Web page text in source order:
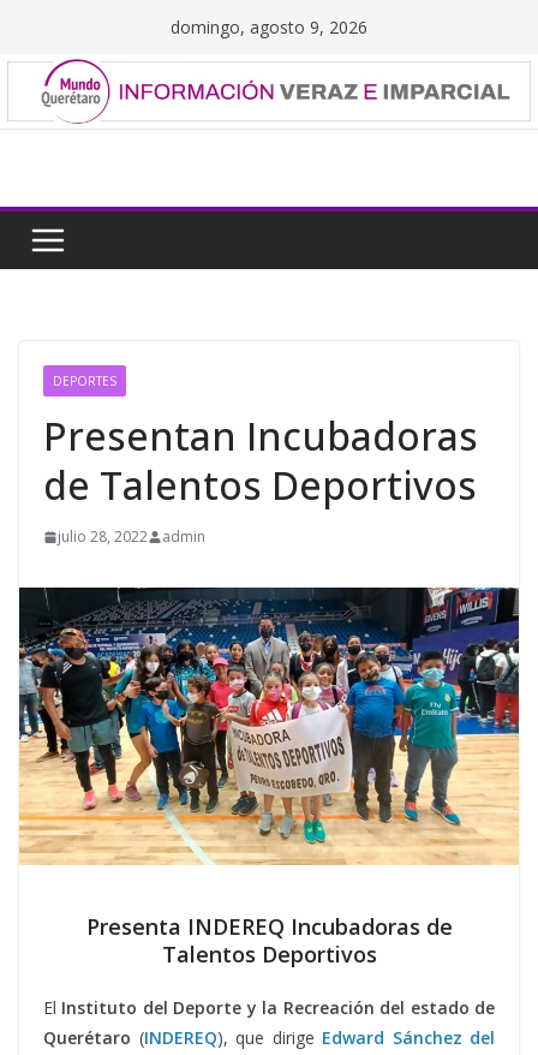
contenido
domingo, agosto 9, 2026
DEPORTES
Presentan Incubadoras
de Talentos Deportivos
julio 28, 2022 admin
Presenta INDEREQ Incubadoras de
Talentos Deportivos
El Instituto del Deporte y la Recreación del estado de
Querétaro (INDEREQ), que dirige Edward Sánchez del